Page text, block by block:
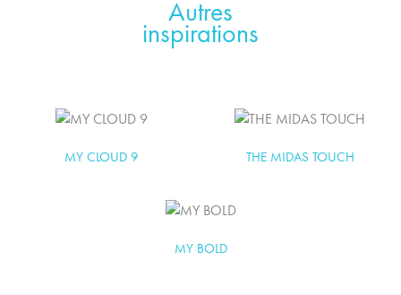
Autres
inspirations
MY CLOUD 9 THE MIDAS TOUCH
MY BOLD